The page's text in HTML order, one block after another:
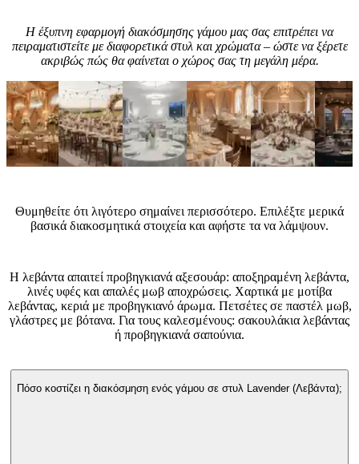
Η έξυπνη εφαρμογή διακόσμησης γάμου μας σας επιτρέπει να
πειραματιστείτε με διαφορετικά στυλ και χρώματα – ώστε να ξέρετε
ακριβώς πώς θα φαίνεται ο χώρος σας τη μεγάλη μέρα.
Θυμηθείτε ότι λιγότερο σημαίνει περισσότερο. Επιλέξτε μερικά
βασικά διακοσμητικά στοιχεία και αφήστε τα να λάμψουν.
Η λεβάντα απαιτεί προβηγκιανά αξεσουάρ: αποξηραμένη λεβάντα,
λινές υφές και απαλές μωβ αποχρώσεις. Χαρτικά με μοτίβα
λεβάντας, κεριά με προβηγκιανό άρωμα. Πετσέτες σε παστέλ μωβ,
γλάστρες με βότανα. Για τους καλεσμένους: σακουλάκια λεβάντας
ή προβηγκιανά σαπούνια.
Πόσο κοστίζει η διακόσμηση ενός γάμου σε στυλ Lavender (Λεβάντα);